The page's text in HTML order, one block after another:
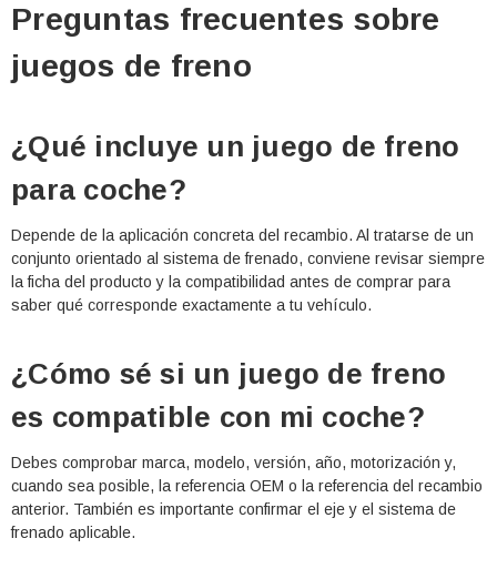
Preguntas frecuentes sobre
juegos de freno
¿Qué incluye un juego de freno
para coche?
Depende de la aplicación concreta del recambio. Al tratarse de un
conjunto orientado al sistema de frenado, conviene revisar siempre
la ficha del producto y la compatibilidad antes de comprar para
saber qué corresponde exactamente a tu vehículo.
¿Cómo sé si un juego de freno
es compatible con mi coche?
Debes comprobar marca, modelo, versión, año, motorización y,
cuando sea posible, la referencia OEM o la referencia del recambio
anterior. También es importante confirmar el eje y el sistema de
frenado aplicable.